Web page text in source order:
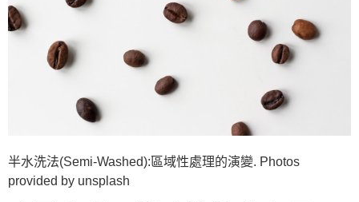
半水洗法(Semi-Washed):區域性處理的演變. Photos
provided by unsplash